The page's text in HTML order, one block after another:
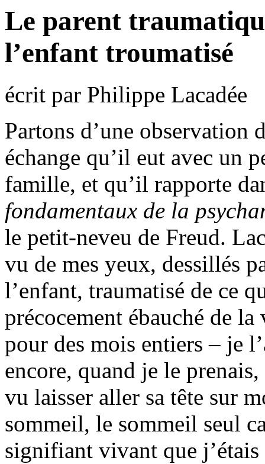
Le parent
l’enfant troumatisé
écrit par Philippe Lacadée
Partons d’une observation
échange qu’il eut avec un
famille, et qu’il rapporte
fondamentaux de la
le petit-neveu de Freud.
vu de mes yeux, dessillés
l’enfant, traumatisé de ce
précocement ébauché de
pour des mois entiers – je
encore, quand je le
vu laisser aller sa tête sur
sommeil, le sommeil seul
signifiant vivant que